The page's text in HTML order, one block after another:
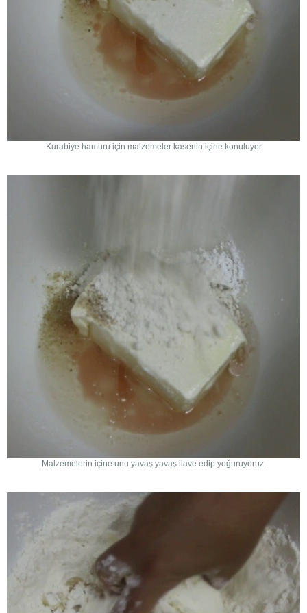
Kurabiye hamuru için malzemeler kasenin içine konuluyor
Malzemelerin içine unu yavaş yavaş ilave edip yoğuruyoruz.